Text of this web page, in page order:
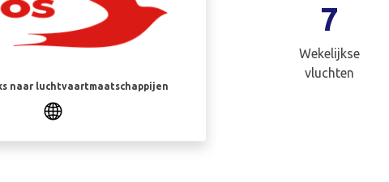
naar luchtvaartmaatschappijen
7
Wekelijkse
vluchten